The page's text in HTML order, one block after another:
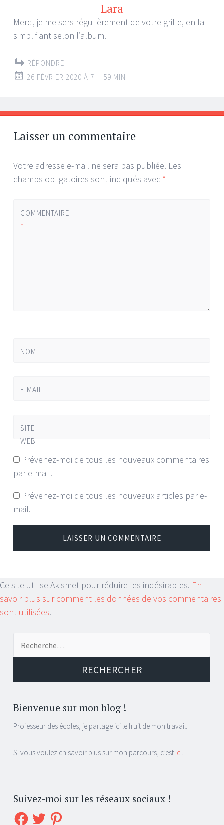
Lara
Merci, je me sers régulièrement de votre grille, en la
simplifiant selon l’album.
RÉPONDRE
26 FÉVRIER 2020 À 7 H 59 MIN
Laisser un commentaire
Votre adresse e-mail ne sera pas publiée. Les
champs obligatoires sont indiqués avec *
COMMENTAIRE
*
NOM
E-MAIL
SITE
WEB
Prévenez-moi de tous les nouveaux commentaires
par e-mail.
Prévenez-moi de tous les nouveaux articles par e-
mail.
Ce site utilise Akismet pour réduire les indésirables. En
savoir plus sur comment les données de vos commentaires
sont utilisées.
Bienvenue sur mon blog !
Professeur des écoles, je partage ici le fruit de mon travail.
Si vous voulez en savoir plus sur mon parcours, c’est ici.
Suivez-moi sur les réseaux sociaux !
Facebook
Twitter Pinterest